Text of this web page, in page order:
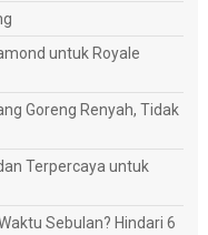
untuk Royale
Goreng Renyah, Tidak
Terpercaya untuk
Sebulan? Hindari 6